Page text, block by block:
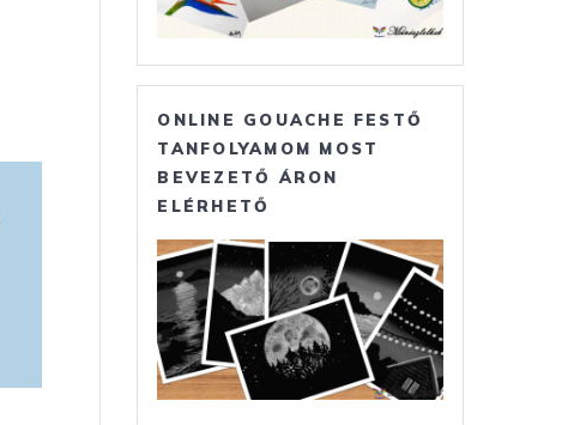
ONLINE GOUACHE FESTŐ
TANFOLYAMOM MOST
BEVEZETŐ ÁRON
ELÉRHETŐ